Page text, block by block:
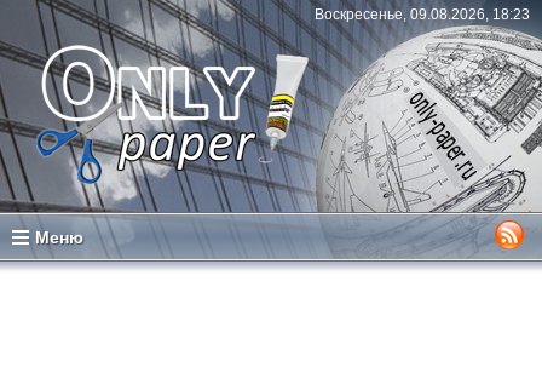
Воскресенье, 09.08.2026, 18:23
Меню